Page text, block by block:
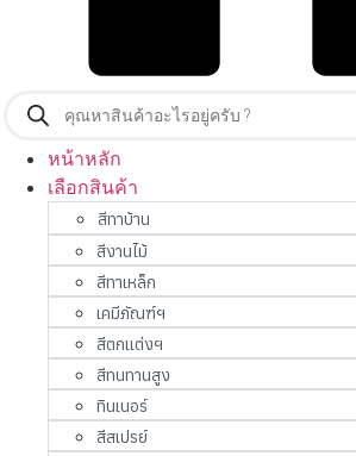
Products
search
หน้าหลัก
เลือกสินค้า
สีทาบ้าน
สีงานไม้
สีทาเหล็ก
เคมีภัณฑ์ฯ
สีตกแต่งฯ
สีทนทานสูง
ทินเนอร์
สีสเปรย์